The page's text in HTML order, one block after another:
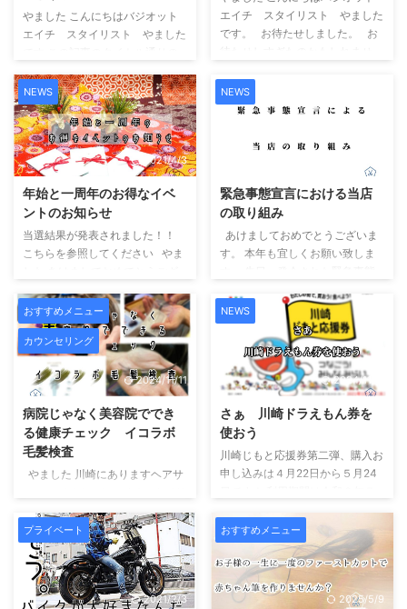
れてから2週間から4週間経過し
たお客様の 『ちょっと気にな
か陽気も相まって 自然と楽しい
気持ちになる物です。 その他.....
やました こんにちはバジオット
エイチ スタイリスト やました
ンテンツ Toggle BUZZIoT/h
OnlineShop バジオットエイチオ
ンラインショップ使用方法鍵つき
カテゴリーのパスコード送料につ
いてオンラインショップでの購入
特典発送について最後に
BUZZIoT/h OnlineShop バジオ
ットエイチオンラインショップ
この2020年から続いているコロ
ナウイルスの影響もあり 当店バ
エイチ スタイリスト やました
です。 お待たせしました。 お
SNS（Twitter、Instagram）アカ
ウントを作成いたしました！
Tweets by buzziot_h Instagram
ラーメッセージは WordPress の
管理者にだけ表示されます エラ
ー: フィー ...
NEWS
2021/4/3
年始と一周年のお得なイベ
ントのお知らせ
当選結果が発表されました！！
こちらを参照してください やま
イリストやましーです。 コロナ
禍で迎えた2021年のお正月、皆
様いかがお過ごしになられたでし
ょうか？ 外出に不安を覚え帰省
も出来なかった方が多かったので
はないでしょうか？ 私もいつも
お正月には実家の秋田に帰省する
のですが この状況下では親に迷
惑がかかると思い控えました
（というより田舎ネットワークの
NEWS
緊急事態宣言における当店
の取り組み
あけましておめでとうございま
す。 本年も宜しくお願い致しま
す。 現在、美容室は自粛要請
の対象には入らない為、通常通り
の営業をしております。 （１
０：００～２２：００） 今後も
国や県からの情報により何か変更
が生じる場合はその都度ご連絡さ
せて頂きます。 そしてサロン
に来てくださるお客様の安心、安
全を守る為に 昨年末からオゾン
発生機を導入しており、ウイルス
おすすめメニュー
カウンセリング
2024/11/11
病院じゃなく美容院ででき
る健康チェック イコラボ
毛髪検査
やました 川崎にありますヘアサ
ストやましたです。こんにちは。
コンテンツ Toggle 髪の毛でチェ
ックできるイコラボミネラルバラ
ンスの崩れによる不調12種類の必
須ミネラルナトリウム Naカリ
ウム Kカルシウム Caマグネシ
NEWS
2024/11/11
さぁ 川崎ドラえもん券を
使おう
川崎じもと応援券第二弾、購入お
申し込みは４月22日から５月24
やました 川崎にありますヘアサ
ロン バジオットエイチ、スタイ
リストやましたです。こんにち
は。 突然ですが..... 中継が繋が
っています。 現場のカザムラリ
プライベート
2021/2/3
おすすめメニュー
2025/5/9